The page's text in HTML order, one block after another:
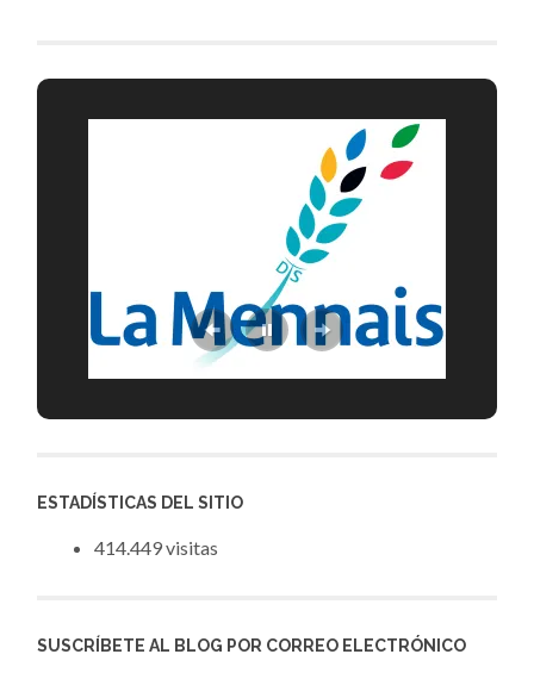
ESTADÍSTICAS DEL SITIO
414.449 visitas
SUSCRÍBETE AL BLOG POR CORREO ELECTRÓNICO